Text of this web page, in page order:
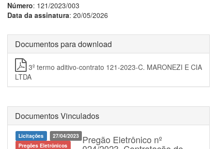
Número: 121/2023/003
Data da assinatura: 20/05/2026
Documentos para download
3º termo aditivo-contrato 121-2023-C. MARONEZI E CIA
LTDA
Documentos Vinculados
Licitações
27/04/2023
Pregões Eletrônicos
Pregão Eletrônico nº